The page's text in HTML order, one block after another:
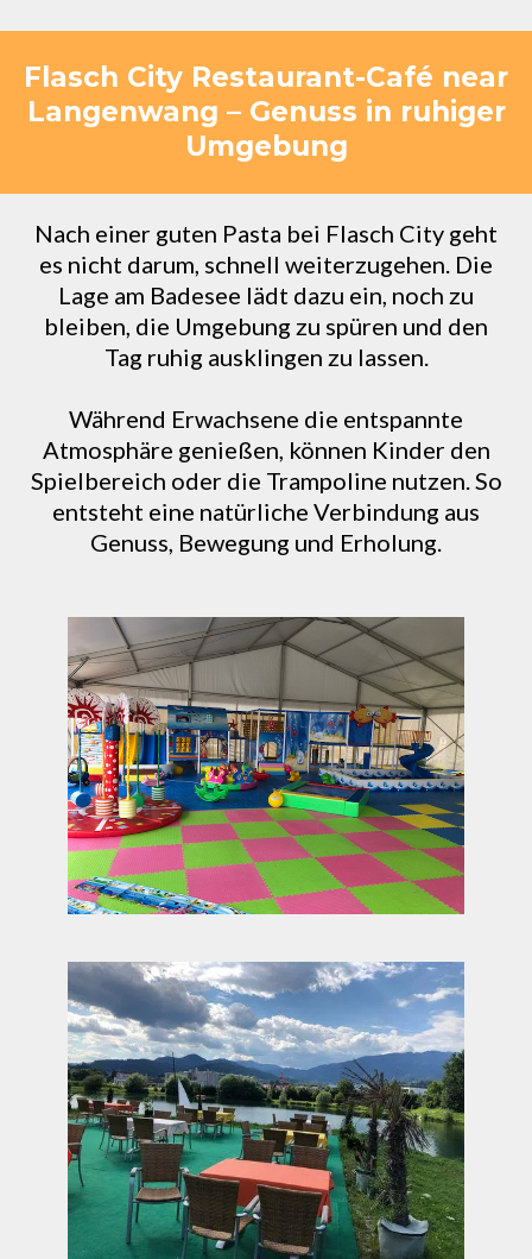
Flasch City Restaurant-Café near
Langenwang – Genuss in ruhiger
Umgebung
Nach einer guten Pasta bei Flasch City geht
es nicht darum, schnell weiterzugehen. Die
Lage am Badesee lädt dazu ein, noch zu
bleiben, die Umgebung zu spüren und den
Tag ruhig ausklingen zu lassen.
Während Erwachsene die entspannte
Atmosphäre genießen, können Kinder den
Spielbereich oder die Trampoline nutzen. So
entsteht eine natürliche Verbindung aus
Genuss, Bewegung und Erholung.